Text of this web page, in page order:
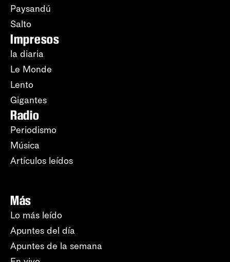
Paysandú
Salto
Impresos
la diaria
Le Monde
Lento
Gigantes
Radio
Periodismo
Música
Artículos leídos
Más
Lo más leído
Apuntes del día
Apuntes de la semana